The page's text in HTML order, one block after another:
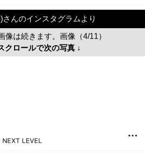
んのインスタグラムより
像は続きます。画像（4/11）
クロールで次の写真 ↓